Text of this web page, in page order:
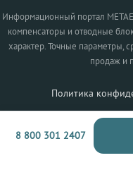
Информационный портал
компенсаторы и отводные
характер. Точные параметры,
продаж и
Политика
8 800 301 2407